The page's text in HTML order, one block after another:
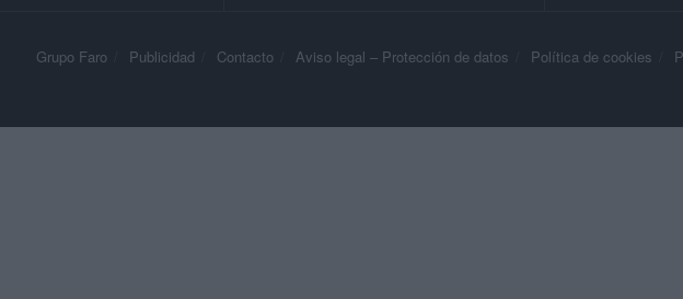
Grupo Faro Publicidad Contacto Aviso legal – Protección de datos Política de cookies